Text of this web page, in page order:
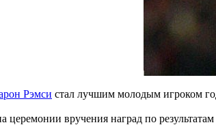
Рэмси стал лучшим молодым игроком
церемонии вручения наград по